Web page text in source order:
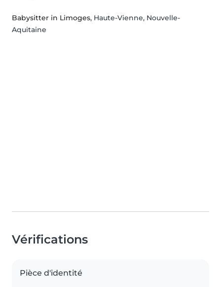
Babysitter in Limoges, Haute-Vienne, Nouvelle-
Aquitaine
Vérifications
Pièce d'identité